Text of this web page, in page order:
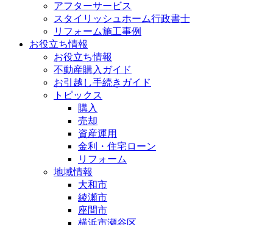
アフターサービス
スタイリッシュホーム行政書士
リフォーム施工事例
お役立ち情報
お役立ち情報
不動産購入ガイド
お引越し手続きガイド
トピックス
購入
売却
資産運用
金利・住宅ローン
リフォーム
地域情報
大和市
綾瀬市
座間市
横浜市瀬谷区